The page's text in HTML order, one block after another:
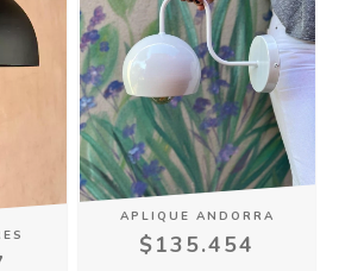
APLIQUE ANDORRA
$135.454